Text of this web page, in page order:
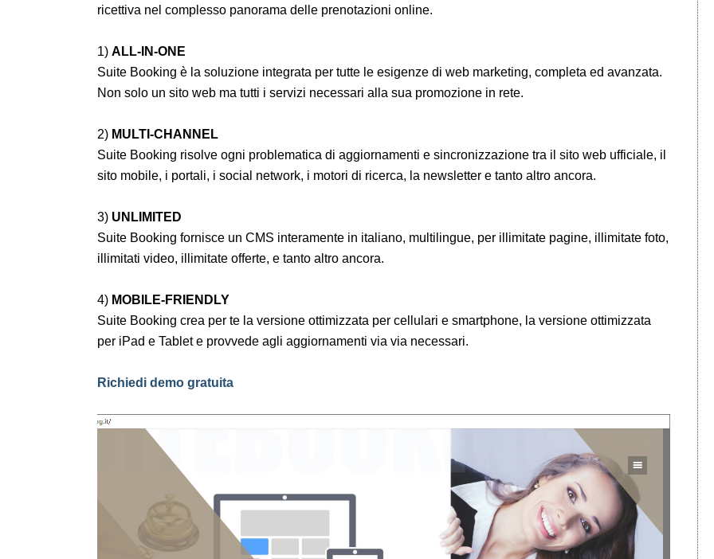
ricettiva nel complesso panorama delle prenotazioni online.
1) ALL-IN-ONE
Suite Booking è la soluzione integrata per tutte le esigenze di web marketing, completa ed avanzata.
Non solo un sito web ma tutti i servizi necessari alla sua promozione in rete.
2) MULTI-CHANNEL
Suite Booking risolve ogni problematica di aggiornamenti e sincronizzazione tra il sito web ufficiale, il
sito mobile, i portali, i social network, i motori di ricerca, la newsletter e tanto altro ancora.
3) UNLIMITED
Suite Booking fornisce un CMS interamente in italiano, multilingue, per illimitate pagine, illimitate foto,
illimitati video, illimitate offerte, e tanto altro ancora.
4) MOBILE-FRIENDLY
Suite Booking crea per te la versione ottimizzata per cellulari e smartphone, la versione ottimizzata
per iPad e Tablet e provvede agli aggiornamenti via via necessari.
Richiedi demo gratuita